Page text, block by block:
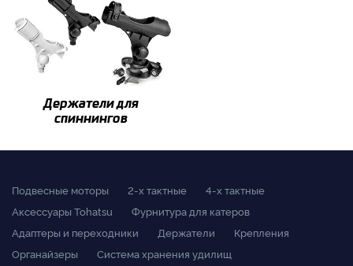
Держатели для
спиннингов
Подвесные моторы 2-x тактные
4-x тактные
Аксессуары Tohatsu
Фурнитура для катеров
Адаптеры и переходники
Держатели
Крепления
Органайзеры
Система хранения удилищ